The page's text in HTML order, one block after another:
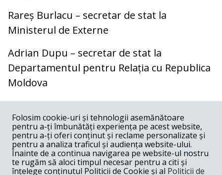
Rareș Burlacu – secretar de stat la
Ministerul de Externe
Adrian Dupu – secretar de stat la
Departamentul pentru Relația cu Republica
Moldova
COMENTARII
Nume
Email
Folosim cookie-uri și tehnologii asemănătoare
pentru a-ți îmbunătăți experiența pe acest website,
pentru a-ți oferi conținut și reclame personalizate și
pentru a analiza traficul și audiența website-ului.
Înainte de a continua navigarea pe website-ul nostru
te rugăm să aloci timpul necesar pentru a citi și
înțelege conținutul Politicii de Cookie și al Politicii de